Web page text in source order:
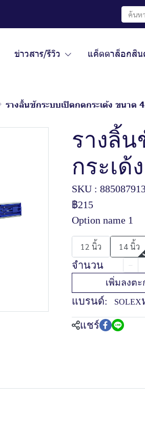
ข่าวสาร/รีวิว แค็ตตาล็อกสิน
รางลิ้นชักระบบเปิดกดกระเด้ง ขนาด
รางลิ้น
กระเด้
SKU :
฿215
Option name 1
12 นิ้ว 14 นิ้ว
จำนวน
เพิ่มลงตะ
แบรนด์: SOLEX
แชร์